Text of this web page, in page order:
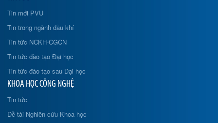
Tin mới PVU
Tin trong ngành dầu khí
Tin tức NCKH-CGCN
Tin tức đào tạo Đại học
Tin tức đào tạo sau Đại học
KHOA HỌC CÔNG NGHỆ
Tin tức
Đề tài Nghiên cứu Khoa học